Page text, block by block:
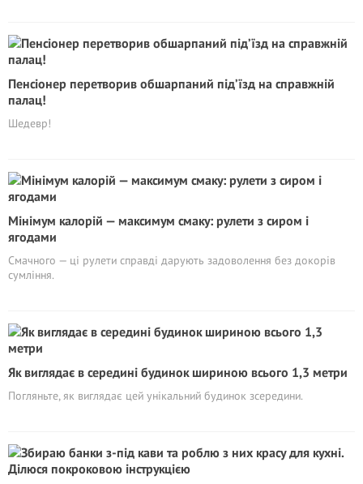
Пенсіонер перетворив обшарпаний під’їзд на справжній
палац!
Шедевр!
Мінімум калорій — максимум смаку: рулети з сиром і
ягодами
Смачного — ці рулети справді дарують задоволення без докорів
сумління.
Як виглядає в середині будинок шириною всього 1,3 метри
Погляньте, як виглядає цей унікальний будинок зсередини.